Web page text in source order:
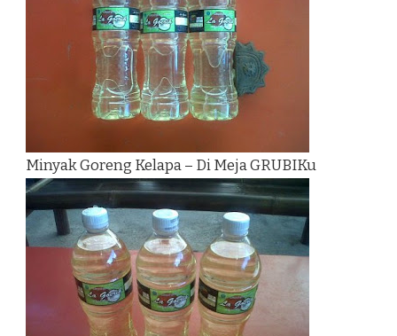
Minyak Goreng Kelapa – Di Meja GRUBIKu